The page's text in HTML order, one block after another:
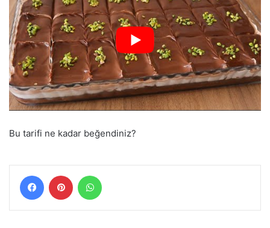
Bu tarifi ne kadar beğendiniz?
FacebookPinterest